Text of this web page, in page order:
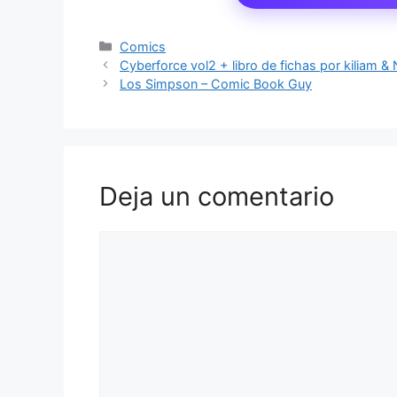
Categorías
Comics
Cyberforce vol2 + libro de fichas por kiliam &
Los Simpson – Comic Book Guy
Deja un comentario